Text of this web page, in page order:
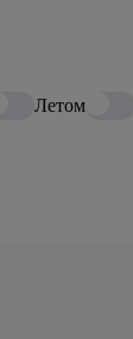
Летом